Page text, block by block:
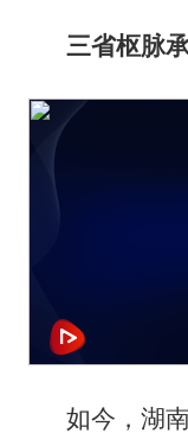
三省枢脉
如今，湖